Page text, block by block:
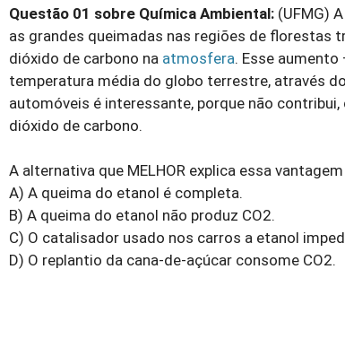
Questão 01 sobre Química Ambiental: (UFMG)
as grandes queimadas nas regiões de florestas
dióxido de carbono na atmosfera. Esse
temperatura média do globo terrestre, através
automóveis é interessante, porque não
dióxido de carbono.
A alternativa que MELHOR explica essa
A) A queima do etanol é completa.
B) A queima do etanol não produz CO2.
C) O catalisador usado nos carros a etanol
D) O replantio da cana-de-açúcar consome CO2.